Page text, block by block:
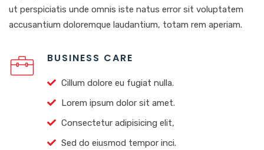
ut perspiciatis unde omnis iste natus error sit voluptatem
accusantium doloremque laudantium, totam rem aperiam.
BUSINESS CARE
Cillum dolore eu fugiat nulla.
Lorem ipsum dolor sit amet.
Consectetur adipisicing elit,
Sed do eiusmod tempor inci.